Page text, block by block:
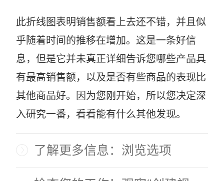
此折线图表明销售额看上去还不错，并且似
乎随着时间的推移在增加。这是一条好信
息，但是它并未真正详细告诉您哪些产品具
有最高销售额，以及是否有些商品的表现比
其他商品好。因为您刚开始，所以您决定深
入研究一番，看看能有什么其他发现。
了解更多信息：浏览选项